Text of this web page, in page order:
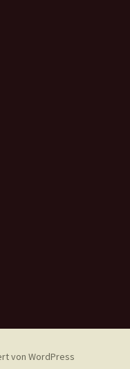
von WordPress